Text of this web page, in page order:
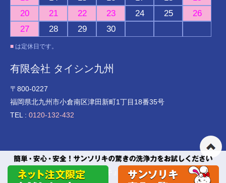
20
21 22 23 24 25
26
27
28 29 30
■ は定休日です。
有限会社 タイシン九州
〒800-0227
福岡県北九州市小倉南区津田新町1丁目18番35号
TEL : 0120-132-432
© 酸素の洗剤『サンソリキ』の有限会社タイシン九州